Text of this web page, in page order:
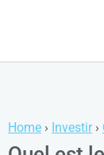
Home › Investir›